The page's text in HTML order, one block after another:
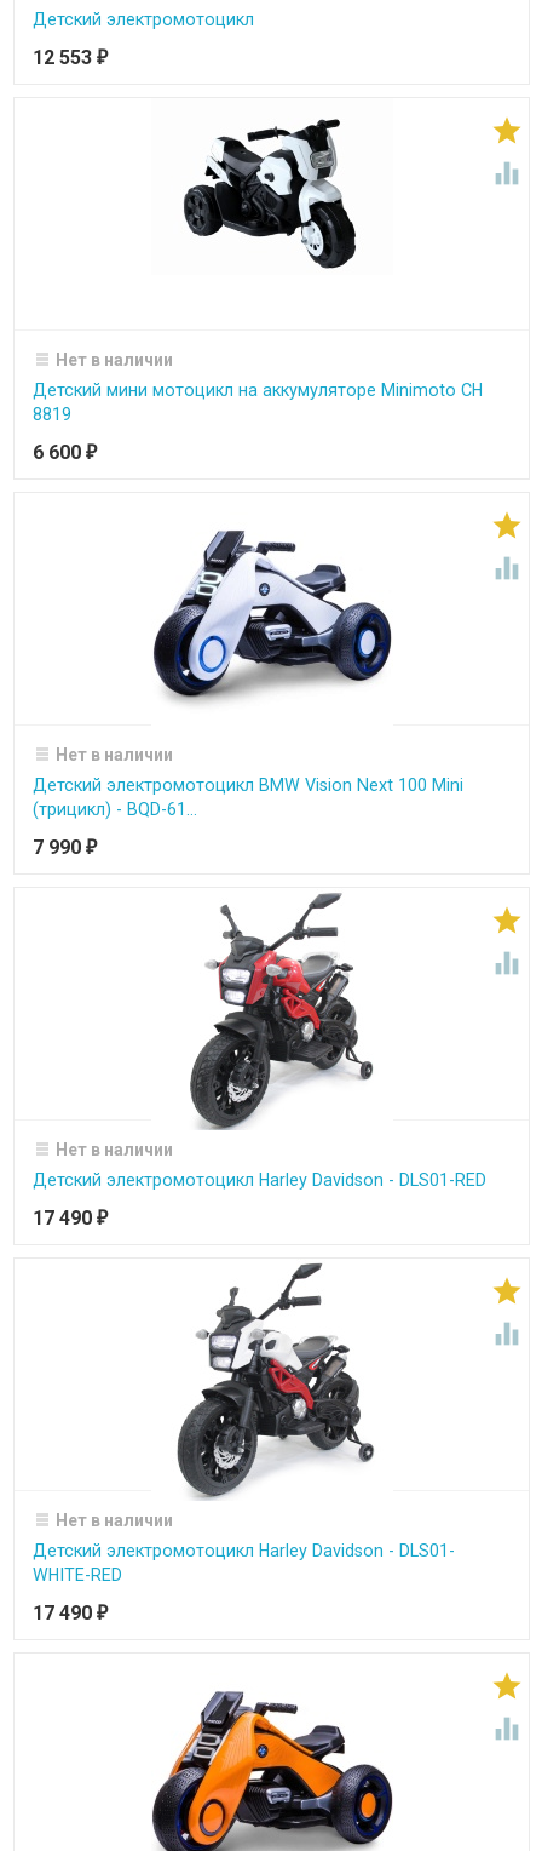
Детский электромотоцикл
12 553 ₽


Нет в наличии
Детский мини мотоцикл на аккумуляторе Minimoto CH
8819
6 600 ₽


Нет в наличии
Детский электромотоцикл BMW Vision Next 100 Mini
(трицикл) - BQD-61...
7 990 ₽


Нет в наличии
Детский электромотоцикл Harley Davidson - DLS01-RED
17 490 ₽


Нет в наличии
Детский электромотоцикл Harley Davidson - DLS01-
WHITE-RED
17 490 ₽

